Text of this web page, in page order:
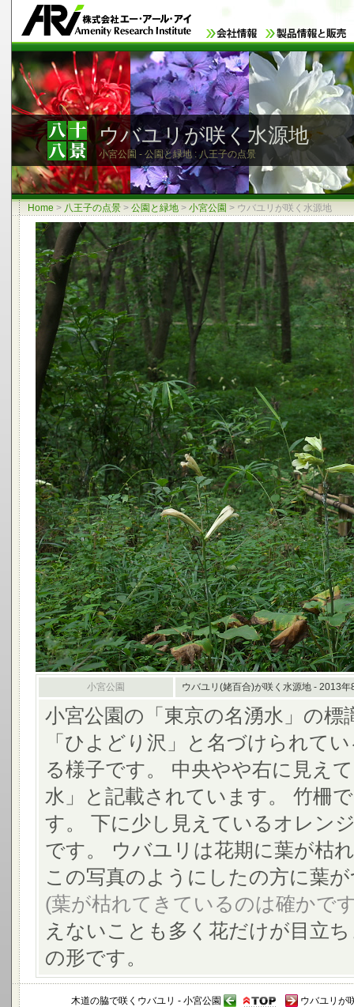
ウバユリが咲く水源地
小宮公園 - 公園と緑地 : 八王子の点景
Home > 八王子の点景 > 公園と緑地 > 小宮公園 > ウバユリが咲く水源地
小宮公園 ウバユリ(姥百合)が咲く水源地 - 2013年
小宮公園の「東京の名湧水」の
「ひよどり沢」と名づけられて
る様子です。 中央やや右に見え
水」と記載されています。 竹柵
す。 下に少し見えているオレン
です。 ウバユリは花期に葉が枯
この写真のようにしたの方に葉
(葉が枯れてきているのは確かで
えないことも多く花だけが目立
の形です。
木道の脇で咲くウバユリ - 小宮公園
ウバユリが